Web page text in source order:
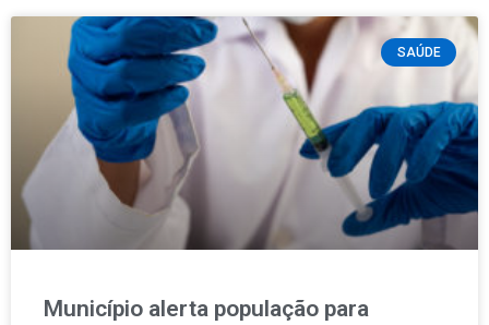
SAÚDE
Município alerta população para